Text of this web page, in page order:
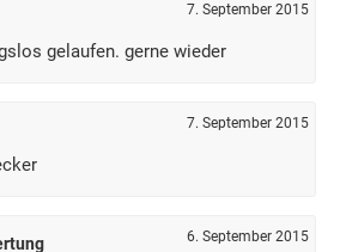
7. September 2015
gelaufen. gerne wieder
7. September 2015
6. September 2015